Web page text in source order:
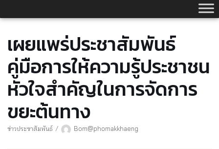
to
เผยแพร่ประชาสัมพันธ์
คู่มือการให้ความรู้ประชาชน
หัวใจสำคัญในการจัดการ
ขยะต้นทาง
ข่าวประชาสัมพันธ์ Bom@phomakkhaeng